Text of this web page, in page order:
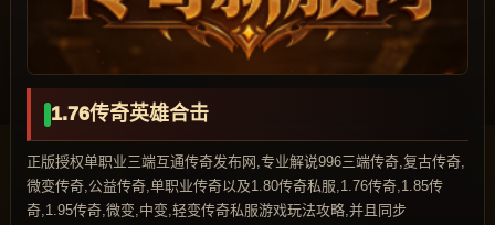
1.76传奇英雄合击
正版授权单职业三端互通传奇发布网,专业解说996三端传奇,复古传奇,
微变传奇,公益传奇,单职业传奇以及1.80传奇私服,1.76传奇,1.85传
奇,1.95传奇,微变,中变,轻变传奇私服游戏玩法攻略,并且同步